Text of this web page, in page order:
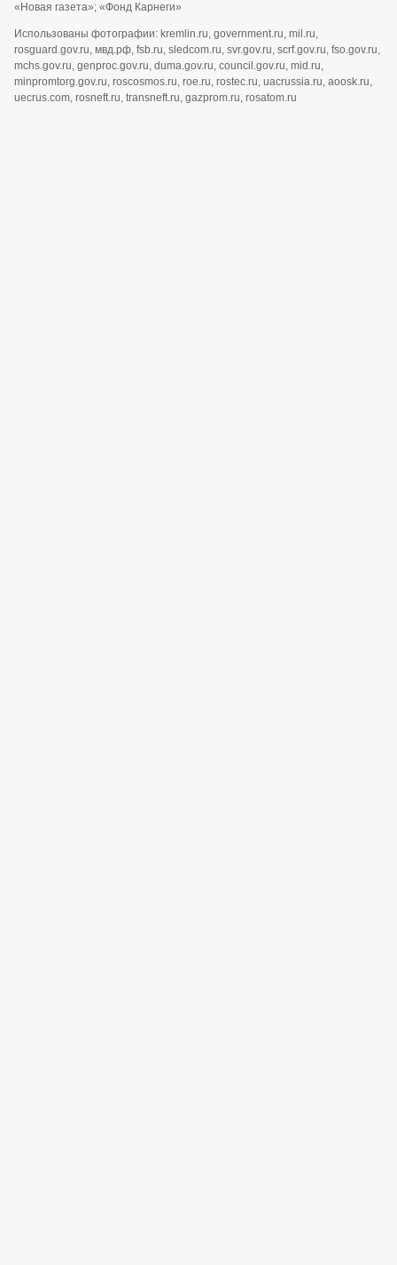
«Новая газета»; «Фонд Карнеги»
Использованы фотографии: kremlin.ru, government.ru, mil.ru,
rosguard.gov.ru, мвд.рф, fsb.ru, sledcom.ru, svr.gov.ru, scrf.gov.ru, fso.gov.ru,
mchs.gov.ru, genproc.gov.ru, duma.gov.ru, council.gov.ru, mid.ru,
minpromtorg.gov.ru, roscosmos.ru, roe.ru, rostec.ru, uacrussia.ru, aoosk.ru,
uecrus.com, rosneft.ru, transneft.ru, gazprom.ru, rosatom.ru